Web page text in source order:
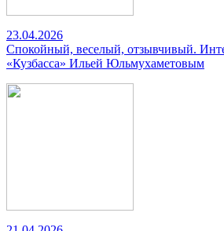
23.04.2026
Спокойный, веселый, отзывчивый.
«Кузбасса» Ильей Юльмухаметовым